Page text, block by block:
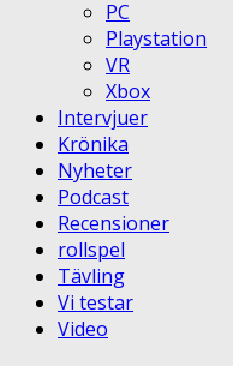
PC
Playstation
VR
Xbox
Intervjuer
Krönika
Nyheter
Podcast
Recensioner
rollspel
Tävling
Vi testar
Video